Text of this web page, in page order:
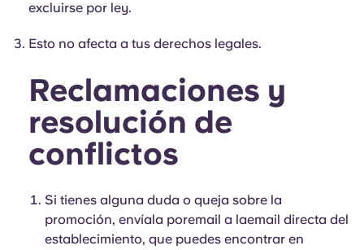
excluirse por ley.
Esto no afecta a tus derechos legales.
Reclamaciones y
resolución de
conflictos
Si tienes alguna duda o queja sobre la
promoción, envíala poremail a laemail directa del
establecimiento, que puedes encontrar en